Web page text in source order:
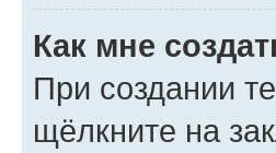
Как мне
При создании
щёлкните на